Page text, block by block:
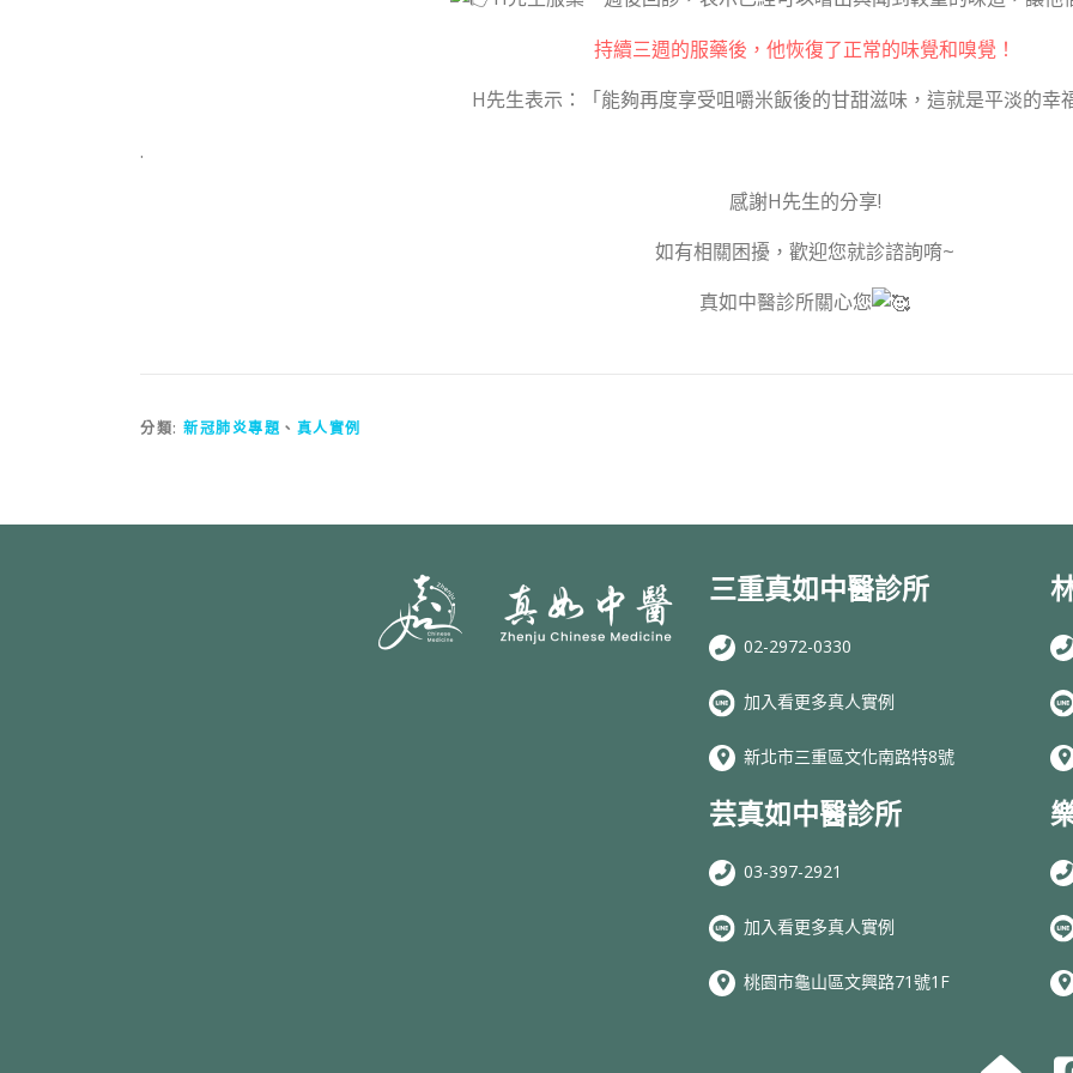
持續三週的服藥後，他恢復了正常的味覺和嗅覺！
H先生表示：「能夠再度享受咀嚼米飯後的甘甜滋味，這就是平淡的幸
.
感謝H先生的分享!
如有相關困擾，歡迎您就診諮詢唷~
真如中醫診所關心您
分類: 新冠肺炎專題 、 真人實例
三重真如中醫診所
02-2972-0330
加入看更多真人實例
新北市三重區文化南路特8號
芸真如中醫診所
03-397-2921
加入看更多真人實例
桃園市龜山區文興路71號1F